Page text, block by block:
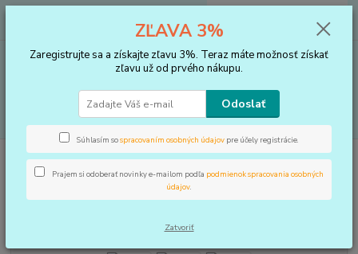
za0 €
Úvod BANDÁŽE Členok Topánka na sadru
Topánka na sadru
ZĽAVA 3%
Zaregistrujte sa a získajte zľavu 3%. Teraz máte možnosť získať
zľavu už od prvého nákupu.
Odoslať
Súhlasím sospracovaním osobných údajov pre účely registrácie.
Prajem si odoberať novinky e-mailom podľa podmienok spracovania osobných
údajov.
Zatvoriť